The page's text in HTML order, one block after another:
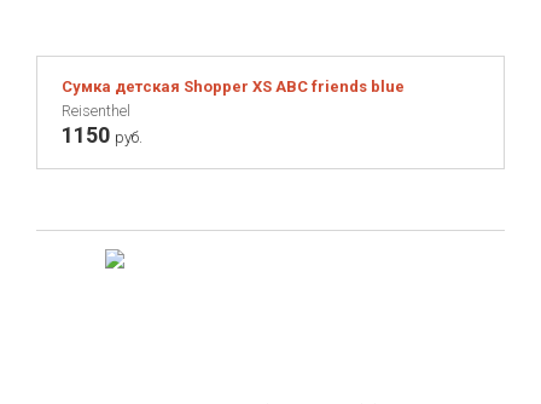
Сумка детская Shopper XS ABC friends blue
Reisenthel
1150 руб.